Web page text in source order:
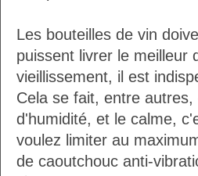
Les bouteilles de vin
puissent livrer le meilleur
vieillissement, il est
Cela se fait, entre
d'humidité, et le calme,
voulez limiter au
de caoutchouc anti-